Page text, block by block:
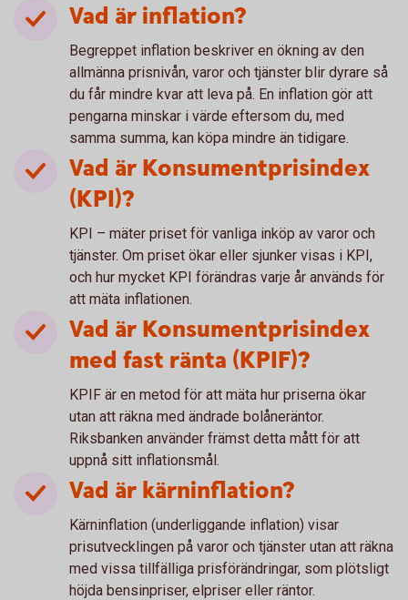
Vad är inflation?
Begreppet inflation beskriver en ökning av den
allmänna prisnivån, varor och tjänster blir dyrare så
du får mindre kvar att leva på. En inflation gör att
pengarna minskar i värde eftersom du, med
samma summa, kan köpa mindre än tidigare.
Vad är Konsumentprisindex
(KPI)?
KPI – mäter priset för vanliga inköp av varor och
tjänster. Om priset ökar eller sjunker visas i KPI,
och hur mycket KPI förändras varje år används för
att mäta inflationen.
Vad är Konsumentprisindex
med fast ränta (KPIF)?
KPIF är en metod för att mäta hur priserna ökar
utan att räkna med ändrade bolåneräntor.
Riksbanken använder främst detta mått för att
uppnå sitt inflationsmål.
Vad är kärninflation?
Kärninflation (underliggande inflation) visar
prisutvecklingen på varor och tjänster utan att räkna
med vissa tillfälliga prisförändringar, som plötsligt
höjda bensinpriser, elpriser eller räntor.